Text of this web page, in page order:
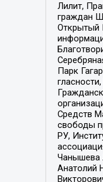
Лилит,
граждан
Открытый
Парк
Средств
свободы
РУ,
Чанышева
Анатолий